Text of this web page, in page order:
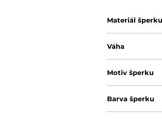
Materiál šperku
Váha
Motiv šperku
Barva šperku